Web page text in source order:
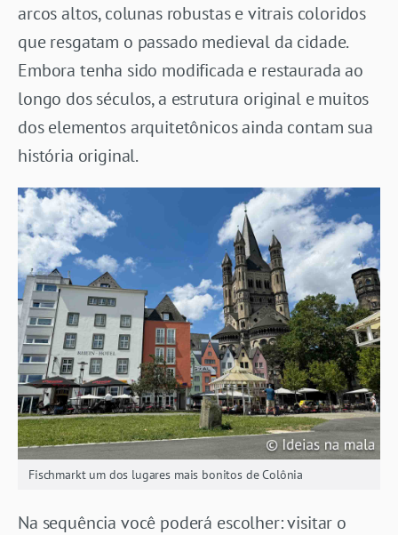
arcos altos, colunas robustas e vitrais coloridos
que resgatam o passado medieval da cidade.
Embora tenha sido modificada e restaurada ao
longo dos séculos, a estrutura original e muitos
dos elementos arquitetônicos ainda contam sua
história original.
Fischmarkt um dos lugares mais bonitos de Colônia
Na sequência você poderá escolher: visitar o